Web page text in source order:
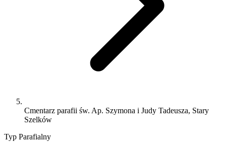
Cmentarz parafii św. Ap. Szymona i Judy Tadeusza, Stary
Szelków
Typ Parafialny